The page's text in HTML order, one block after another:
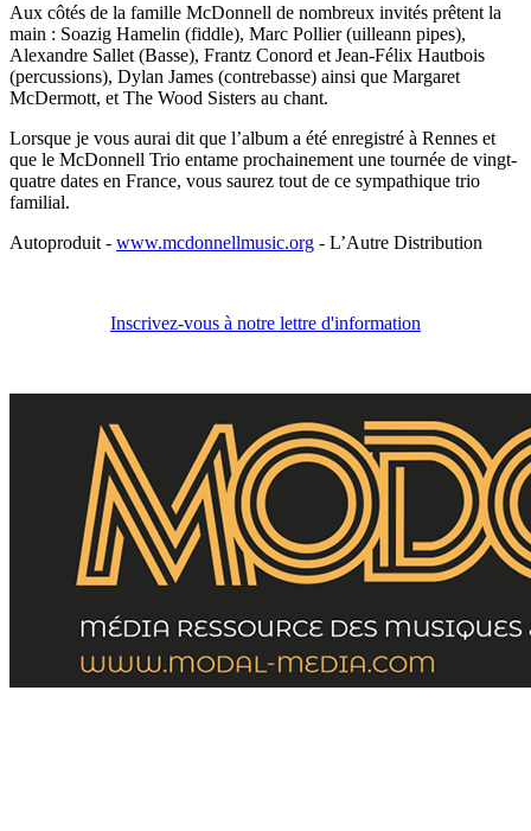
Aux côtés de la famille McDonnell de nombreux invités prêtent la
main : Soazig Hamelin (fiddle), Marc Pollier (uilleann pipes),
Alexandre Sallet (Basse), Frantz Conord et Jean-Félix Hautbois
(percussions), Dylan James (contrebasse) ainsi que Margaret
McDermott, et The Wood Sisters au chant.
Lorsque je vous aurai dit que l’album a été enregistré à Rennes et
que le McDonnell Trio entame prochainement une tournée de vingt-
quatre dates en France, vous saurez tout de ce sympathique trio
familial.
Autoproduit - www.mcdonnellmusic.org - L’Autre Distribution
Inscrivez-vous à notre lettre d'information